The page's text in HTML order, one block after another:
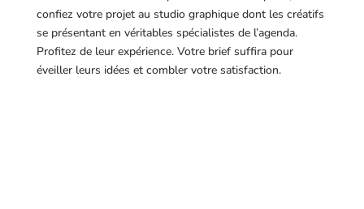
confiez votre projet au studio graphique dont les créatifs
se présentant en véritables spécialistes de l’agenda.
Profitez de leur expérience. Votre brief suffira pour
éveiller leurs idées et combler votre satisfaction.